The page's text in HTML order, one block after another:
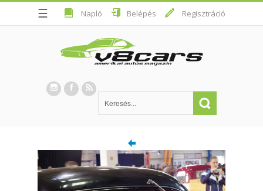
☰ Napló Belépés Regisztráció